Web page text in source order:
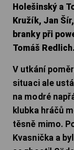
Holešinský a
Kružík, Jan
branky při
Tomáš Redlich.
V utkání
situaci ale
na modré
klubka hráčů
těsně mimo.
Kvasnička a